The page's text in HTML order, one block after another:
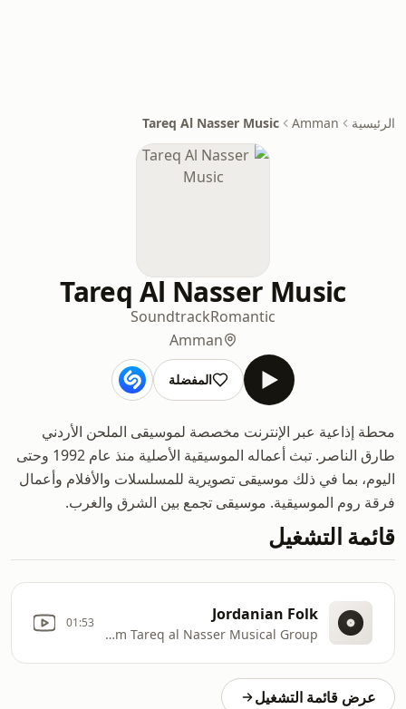
الرئيسية Amman
Tareq Al Nasser Music
Tareq Al Nasser Music
Romantic
Soundtrack
Amman
المفضلة
محطة إذاعية عبر الإنترنت مخصصة لموسيقى الملحن الأردني
طارق الناصر. تبث أعماله الموسيقية الأصلية منذ عام 1992 وحتى
اليوم، بما في ذلك موسيقى تصويرية للمسلسلات والأفلام وأعمال
فرقة روم الموسيقية. موسيقى تجمع بين الشرق والغرب.
قائمة التشغيل
Jordanian Folk
Folk Artists & Rum Tareq al Nasser Musical Group
01:53
عرض قائمة التشغيل